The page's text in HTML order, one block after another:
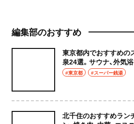
編集部のおすすめ
東京都内でおすすめの
泉24選。サウナ、外気
癒やし空間へ
#東京都 #スーパー銭湯
北千住のおすすめラン